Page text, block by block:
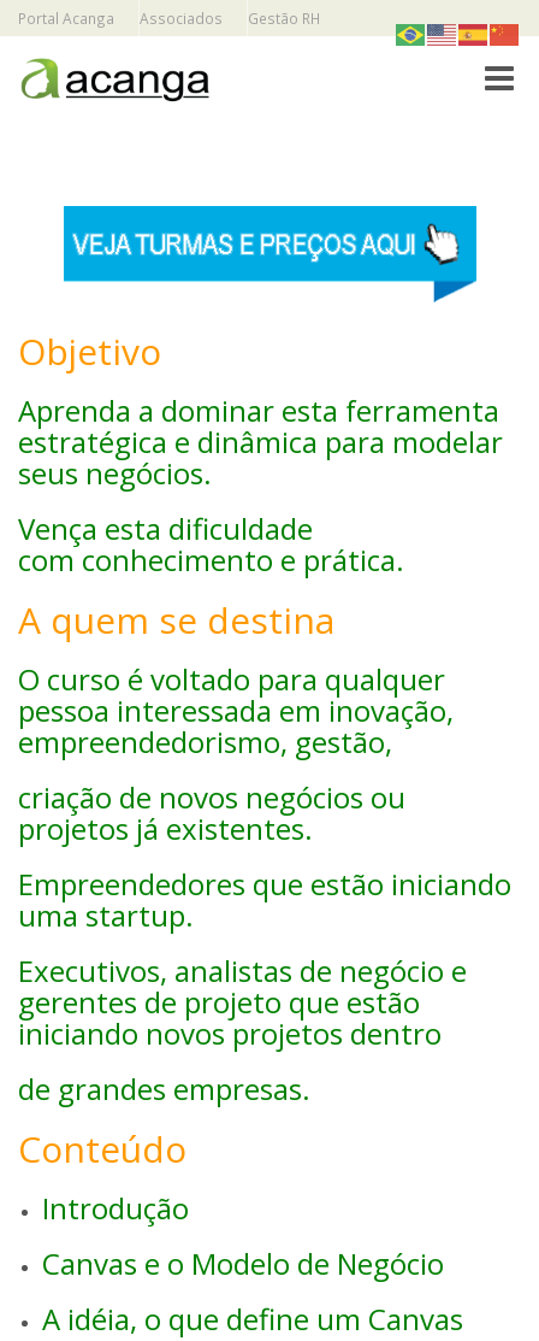
Portal Acanga Associados Gestão RH
Objetivo
Aprenda a dominar esta ferramenta
estratégica e dinâmica para modelar
seus negócios.
Vença esta dificuldade
com conhecimento e prática.
A quem se destina
O curso é voltado para qualquer
pessoa interessada em inovação,
empreendedorismo, gestão,
criação de novos negócios ou
projetos já existentes.
Empreendedores que estão iniciando
uma startup.
Executivos, analistas de negócio e
gerentes de projeto que estão
iniciando novos projetos dentro
de grandes empresas.
Conteúdo
Introdução
Canvas e o Modelo de Negócio
A idéia, o que define um Canvas